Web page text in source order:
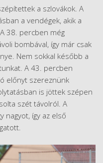
a szlovákok. A
a vendégek, akik a
38. percben még
bombával, így már csak
Nem sokkal később a
A 43. percben
előnyt szereznünk
is jöttek szépen
szét távolról. A
nagyot, így az első